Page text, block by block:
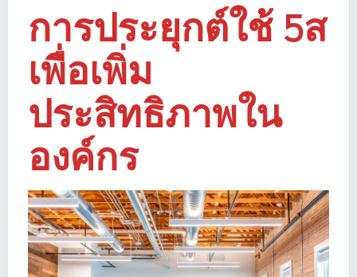
การประยุกต์ใช้ 5ส
เพื่อเพิ่ม
ประสิทธิภาพใน
องค์กร